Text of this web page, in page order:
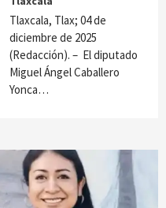
Tlaxcala, Tlax; 04 de
diciembre de 2025
(Redacción). – El diputado
Miguel Ángel Caballero
Yonca…